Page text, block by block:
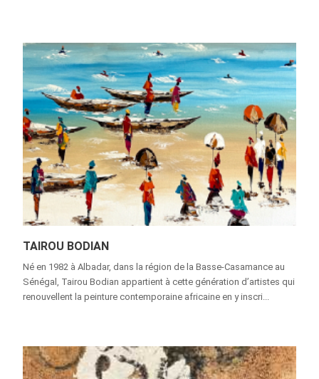
TAIROU BODIAN
Né en 1982 à Albadar, dans la région de la Basse-Casamance au
Sénégal, Tairou Bodian appartient à cette génération d’artistes qui
renouvellent la peinture contemporaine africaine en y inscri...